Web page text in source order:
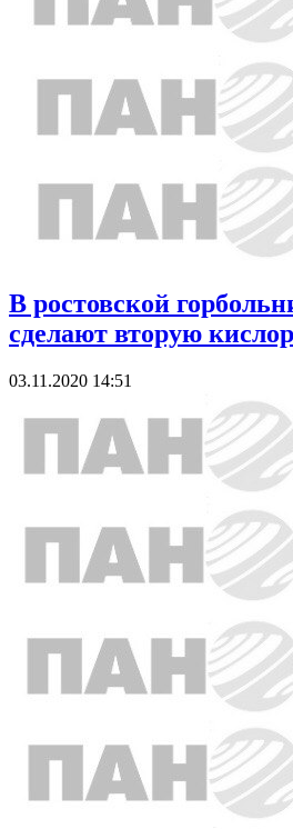
В ростовской
сделают вторую
03.11.2020 14:51